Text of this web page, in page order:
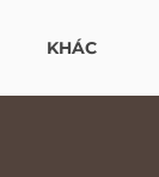
KHÁC